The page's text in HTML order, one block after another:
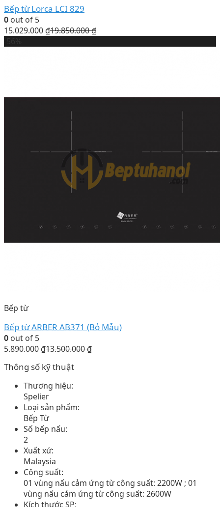
Bếp từ Lorca LCI 829
0 out of 5
15.029.000 ₫19.850.000₫
Bếp từ
Bếp từ ARBER AB371 (Bỏ Mẫu)
0 out of 5
5.890.000 ₫13.500.000₫
Thông số kỹ thuật
Thương hiệu:
Spelier
Loại sản phẩm:
Bếp Từ
Số bếp nấu:
2
Xuất xứ:
Malaysia
Công suất:
01 vùng nấu cảm ứng từ công suất: 2200W ; 01
vùng nấu cảm ứng từ công suất: 2600W
Kích thước SP: